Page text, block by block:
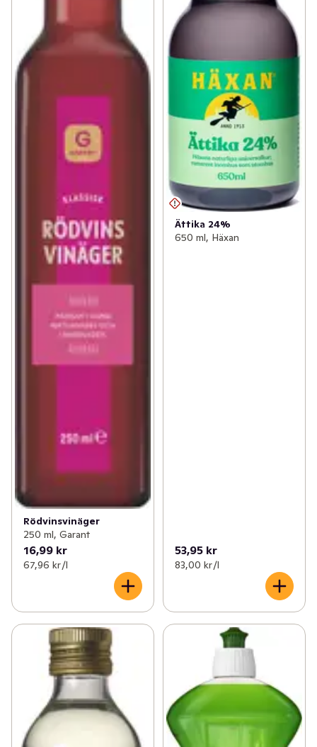
Rödvinsvinäger
250 ml, Garant
16,99 kr
67,96 kr /l
Ättika 24%
650 ml, Häxan
53,95 kr
83,00 kr /l